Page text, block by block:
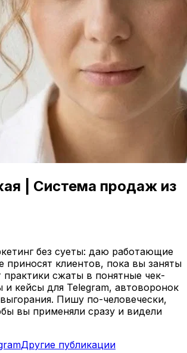
| Система продаж из
без суеты: даю работающие
приносят клиентов, пока вы заняты
практики сжаты в понятные чек-
кейсы для Telegram, автоворонок
Пишу по-человечески,
вы применяли сразу и видели
Другие публикации